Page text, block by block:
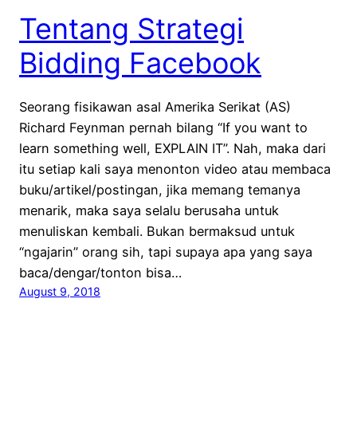
Tentang Strategi
Bidding Facebook
Seorang fisikawan asal Amerika Serikat (AS)
Richard Feynman pernah bilang “If you want to
learn something well, EXPLAIN IT”. Nah, maka dari
itu setiap kali saya menonton video atau membaca
buku/artikel/postingan, jika memang temanya
menarik, maka saya selalu berusaha untuk
menuliskan kembali. Bukan bermaksud untuk
“ngajarin” orang sih, tapi supaya apa yang saya
baca/dengar/tonton bisa…
August 9, 2018